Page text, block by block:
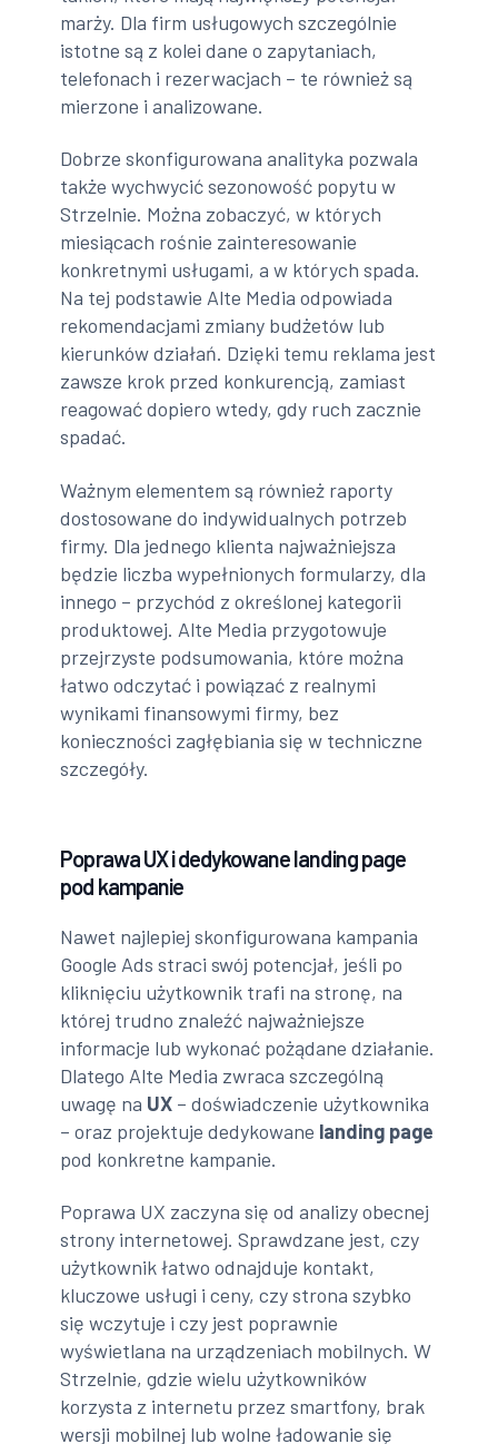
marży. Dla firm usługowych szczególnie
istotne są z kolei dane o zapytaniach,
telefonach i rezerwacjach – te również są
mierzone i analizowane.
Dobrze skonfigurowana analityka pozwala
także wychwycić sezonowość popytu w
Strzelnie. Można zobaczyć, w których
miesiącach rośnie zainteresowanie
konkretnymi usługami, a w których spada.
Na tej podstawie Alte Media odpowiada
rekomendacjami zmiany budżetów lub
kierunków działań. Dzięki temu reklama jest
zawsze krok przed konkurencją, zamiast
reagować dopiero wtedy, gdy ruch zacznie
spadać.
Ważnym elementem są również raporty
dostosowane do indywidualnych potrzeb
firmy. Dla jednego klienta najważniejsza
będzie liczba wypełnionych formularzy, dla
innego – przychód z określonej kategorii
produktowej. Alte Media przygotowuje
przejrzyste podsumowania, które można
łatwo odczytać i powiązać z realnymi
wynikami finansowymi firmy, bez
konieczności zagłębiania się w techniczne
szczegóły.
Poprawa UX i dedykowane landing page
pod kampanie
Nawet najlepiej skonfigurowana kampania
Google Ads straci swój potencjał, jeśli po
kliknięciu użytkownik trafi na stronę, na
której trudno znaleźć najważniejsze
informacje lub wykonać pożądane działanie.
Dlatego Alte Media zwraca szczególną
uwagę na UX – doświadczenie użytkownika
– oraz projektuje dedykowane landing page
pod konkretne kampanie.
Poprawa UX zaczyna się od analizy obecnej
strony internetowej. Sprawdzane jest, czy
użytkownik łatwo odnajduje kontakt,
kluczowe usługi i ceny, czy strona szybko
się wczytuje i czy jest poprawnie
wyświetlana na urządzeniach mobilnych. W
Strzelnie, gdzie wielu użytkowników
korzysta z internetu przez smartfony, brak
wersji mobilnej lub wolne ładowanie się